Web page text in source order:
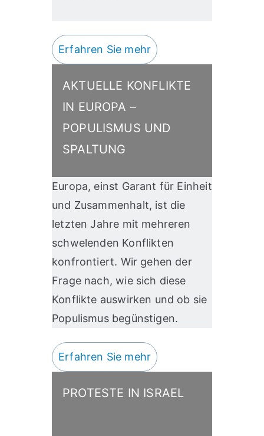
Erfahren Sie mehr
AKTUELLE KONFLIKTE
IN EUROPA –
POPULISMUS UND
SPALTUNG
Europa, einst Garant für Einheit
und Zusammenhalt, ist die
letzten Jahre mit mehreren
schwelenden Konflikten
konfrontiert. Wir gehen der
Frage nach, wie sich diese
Konflikte auswirken und ob sie
Populismus begünstigen.
Erfahren Sie mehr
PROTESTE IN ISRAEL